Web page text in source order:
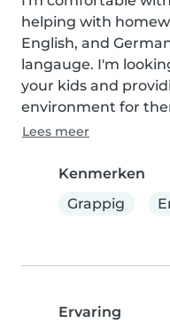
helping with
English, and
langauge. I'm
your kids and
environment for
Lees meer
Kenmerken
Grappig
Ervaring